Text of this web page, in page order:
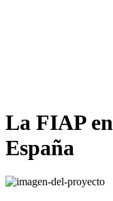
La FIAP
España